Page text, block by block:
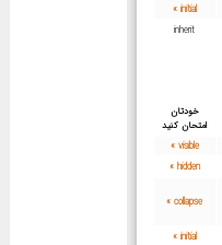
initial »
inherit
خودتان
امتحان کنید
visible »
hidden »
collapse »
initial »